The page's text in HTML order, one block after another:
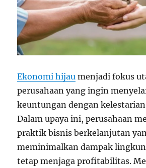
Ekonomi hijau menjadi fokus
perusahaan yang ingin
keuntungan dengan
Dalam upaya ini, perusahaan
praktik bisnis berkelanjutan
meminimalkan dampak
tetap menjaga profitabilitas.